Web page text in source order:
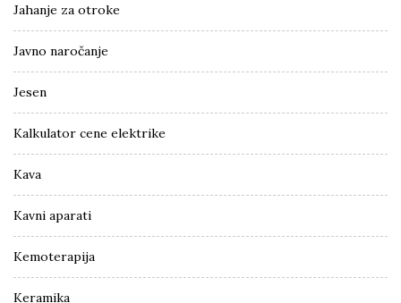
Jahanje za otroke
Javno naročanje
Jesen
Kalkulator cene elektrike
Kava
Kavni aparati
Kemoterapija
Keramika